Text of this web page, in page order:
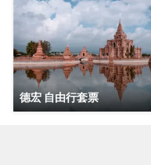
德宏 自由行套票